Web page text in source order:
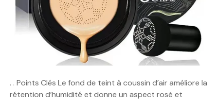
. . Points Clés Le fond de teint à coussin d’air améliore la
rétention d’humidité et donne un aspect rosé et